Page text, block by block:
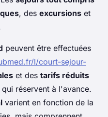
, des excursions et
peuvent être effectuées
l/court-sejour-
et des tarifs réduits
réservent à l'avance.
varient en fonction de la